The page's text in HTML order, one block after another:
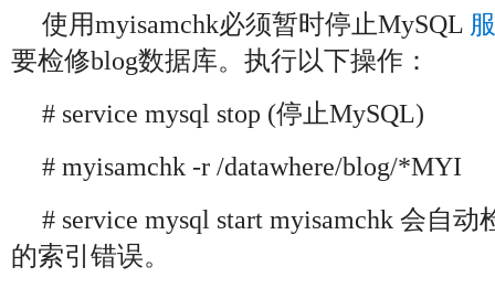
使用myisamchk必须暂时停止MySQL
要检修blog数据库。执行以下操作：
# service mysql stop (停止MySQL)
# myisamchk -r /datawhere/blog/*MYI
# service mysql start myisamchk 会自
的索引错误。